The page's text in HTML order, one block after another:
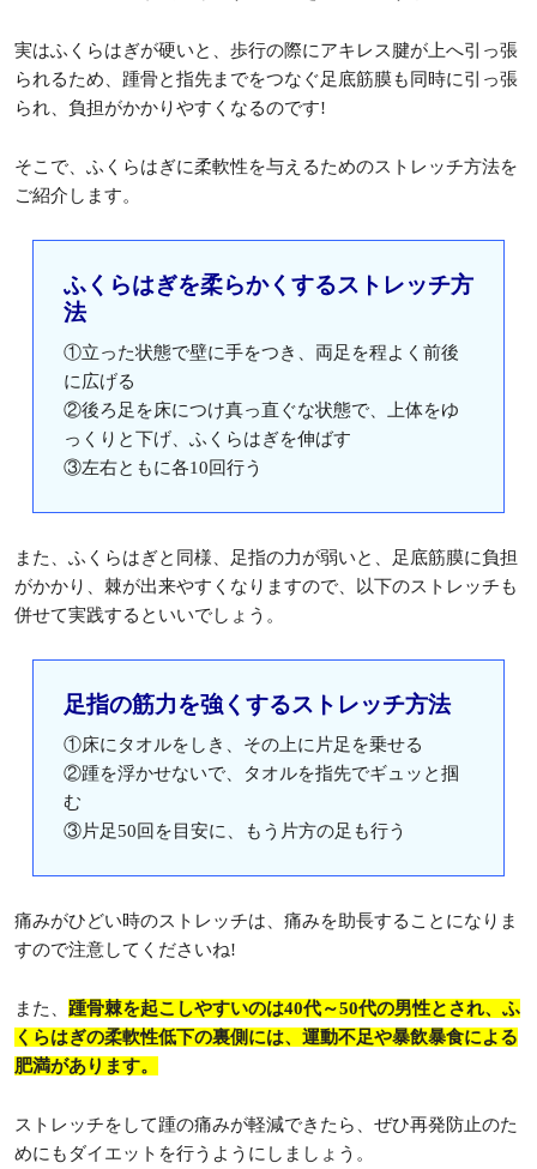
実はふくらはぎが硬いと、歩行の際にアキレス腱が上へ引っ張
られるため、踵骨と指先までをつなぐ足底筋膜も同時に引っ張
られ、負担がかかりやすくなるのです!
そこで、ふくらはぎに柔軟性を与えるためのストレッチ方法を
ご紹介します。
ふくらはぎを柔らかくするストレッチ方
法
①立った状態で壁に手をつき、両足を程よく前後
に広げる
②後ろ足を床につけ真っ直ぐな状態で、上体をゆ
っくりと下げ、ふくらはぎを伸ばす
③左右ともに各10回行う
また、ふくらはぎと同様、足指の力が弱いと、足底筋膜に負担
がかかり、棘が出来やすくなりますので、以下のストレッチも
併せて実践するといいでしょう。
足指の筋力を強くするストレッチ方法
①床にタオルをしき、その上に片足を乗せる
②踵を浮かせないで、タオルを指先でギュッと掴
む
③片足50回を目安に、もう片方の足も行う
痛みがひどい時のストレッチは、痛みを助長することになりま
すので注意してくださいね!
また、 踵骨棘を起こしやすいのは40代～50代の男性とされ、ふ
くらはぎの柔軟性低下の裏側には、運動不足や暴飲暴食による
肥満があります。
ストレッチをして踵の痛みが軽減できたら、ぜひ再発防止のた
めにもダイエットを行うようにしましょう。